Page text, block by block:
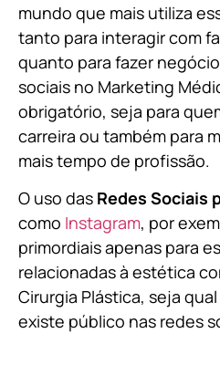
mundo que mais utiliza
tanto para interagir com
quanto para fazer
sociais no Marketing
obrigatório, seja para
carreira ou também para
mais tempo de profissão.
O uso das Redes Sociais
como Instagram, por
primordiais apenas para
relacionadas à estética
Cirurgia Plástica, seja
existe público nas redes